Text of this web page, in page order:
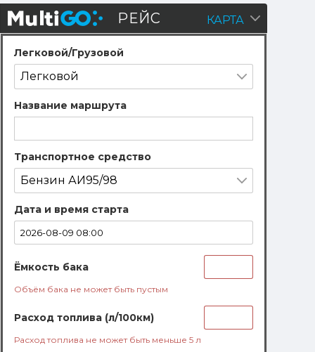
Построение
рейсов
РЕЙС КАРТА
Скрыть
панель
Легковой/Грузовой
Название маршрута
Транспортное средство
Дата и время старта
Ёмкость бака
Объём бака не может быть пустым
Расход топлива (л/100км)
Расход топлива не может быть меньше 5 л